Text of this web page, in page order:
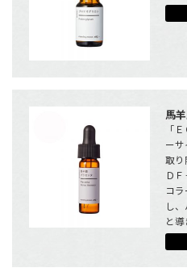
馬
「
ー
取り
Ｄ
コ
し
と導